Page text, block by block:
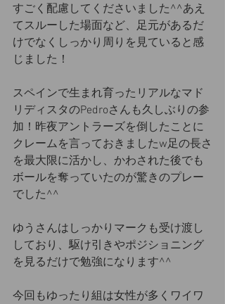
すごく配慮してくださいました^^あえ
てスルーした場面など、足元があるだ
けでなくしっかり周りを見ていると感
じました！
スペインで生まれ育ったリアルなマド
リディスタのPedroさんも久しぶりの参
加！昨夜アントラーズを倒したことに
クレームを言っておきましたw足の長さ
を最大限に活かし、かわされた後でも
ボールを奪っていたのが驚きのプレー
でした^^
ゆうさんはしっかりマークも受け渡し
しており、駆け引きやポジショニング
を見るだけで勉強になります^^
今回もゆったり組は女性が多くワイワ